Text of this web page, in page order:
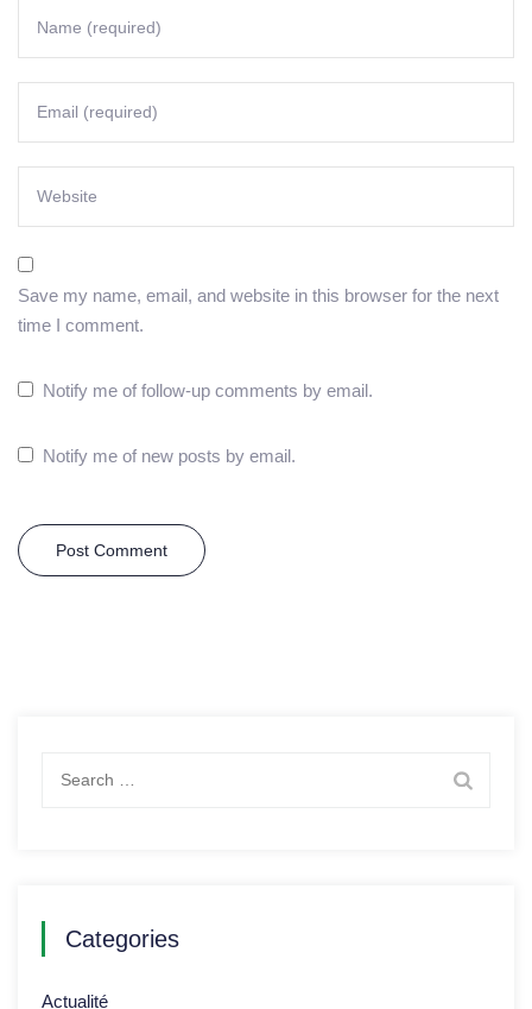
Save my name, email, and website in this browser for the next
time I comment.
Notify me of follow-up comments by email.
Notify me of new posts by email.
Categories
Actualité